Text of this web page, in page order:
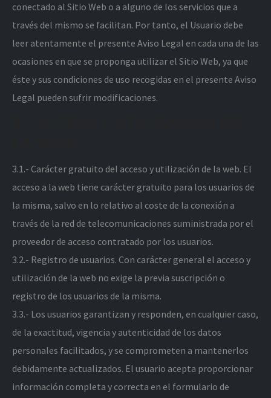
conectado al Sitio Web o a alguno de los servicios que a
través del mismo se facilitan. Por tanto, el Usuario debe
leer atentamente el presente Aviso Legal en cada una de las
ocasiones en que se proponga utilizar el Sitio Web, ya que
éste y sus condiciones de uso recogidas en el presente Aviso
Legal pueden sufrir modificaciones.
3.1.- Carácter gratuito del acceso y utilización de la web. El
acceso a la web tiene carácter gratuito para los usuarios de
la misma, salvo en lo relativo al coste de la conexión a
través de la red de telecomunicaciones suministrada por el
proveedor de acceso contratado por los usuarios.
3.2.- Registro de usuarios. Con carácter general el acceso y
utilización de la web no exige la previa suscripción o
registro de los usuarios de la misma.
3.3.- Los usuarios garantizan y responden, en cualquier caso,
de la exactitud, vigencia y autenticidad de los datos
personales facilitados, y se comprometen a mantenerlos
debidamente actualizados. El usuario acepta proporcionar
información completa y correcta en el formulario de